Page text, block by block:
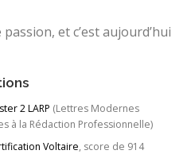
et c’est aujourd’hui
2 LARP (Lettres Modernes
à la Rédaction Professionnelle)
Voltaire, score de 914